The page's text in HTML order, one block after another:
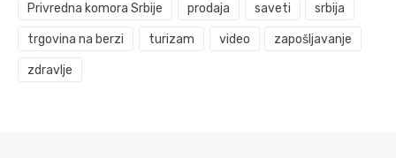
Privredna komora Srbije prodaja saveti srbija
trgovina na berzi turizam video zapošljavanje
zdravlje